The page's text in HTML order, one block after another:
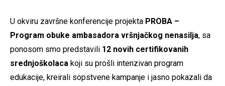
U okviru završne konferencije projekta PROBA –
Program obuke ambasadora vršnjačkog nenasilja, sa
ponosom smo predstavili 12 novih certifikovanih
srednjoškolaca koji su prošli intenzivan program
edukacije, kreirali sopstvene kampanje i jasno pokazali da